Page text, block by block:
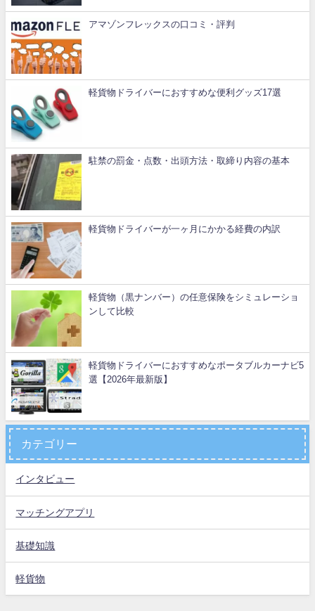
アマゾンフレックスの口コミ・評判
軽貨物ドライバーにおすすめな便利グッズ17選
駐禁の罰金・点数・出頭方法・取締り内容の基本
軽貨物ドライバーが一ヶ月にかかる経費の内訳
軽貨物（黒ナンバー）の任意保険をシミュレーショ
ンして比較
軽貨物ドライバーにおすすめなポータブルカーナビ5
選【2026年最新版】
カテゴリー
インタビュー
マッチングアプリ
基礎知識
軽貨物